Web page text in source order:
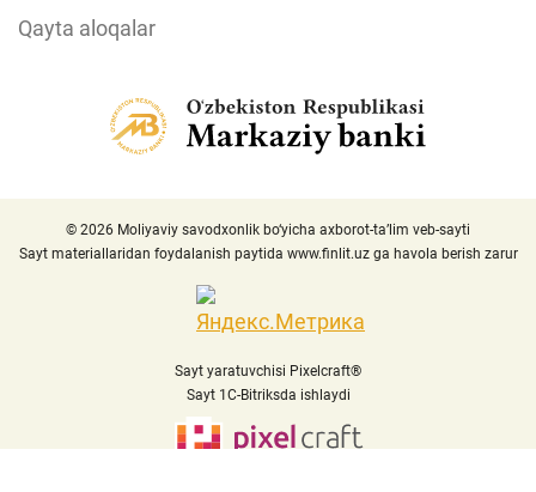
Qayta aloqalar
© 2026 Moliyaviy savodxonlik bo‘yicha axborot-ta’lim veb-sayti
Sayt materiallaridan foydalanish paytida www.finlit.uzga havola berish zarur
Sayt yaratuvchisi Pixelcraft®
Sayt 1C-Bitriksda ishlaydi